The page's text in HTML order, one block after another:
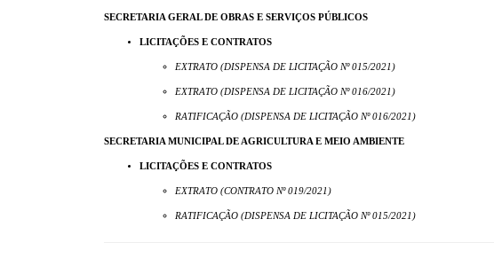
SECRETARIA GERAL DE OBRAS E SERVIÇOS PÚBLICOS
LICITAÇÕES E CONTRATOS
EXTRATO (DISPENSA DE LICITAÇÃO Nº 015/2021)
EXTRATO (DISPENSA DE LICITAÇÃO Nº 016/2021)
RATIFICAÇÃO (DISPENSA DE LICITAÇÃO Nº 016/2021)
SECRETARIA MUNICIPAL DE AGRICULTURA E MEIO AMBIENTE
LICITAÇÕES E CONTRATOS
EXTRATO (CONTRATO Nº 019/2021)
RATIFICAÇÃO (DISPENSA DE LICITAÇÃO Nº 015/2021)